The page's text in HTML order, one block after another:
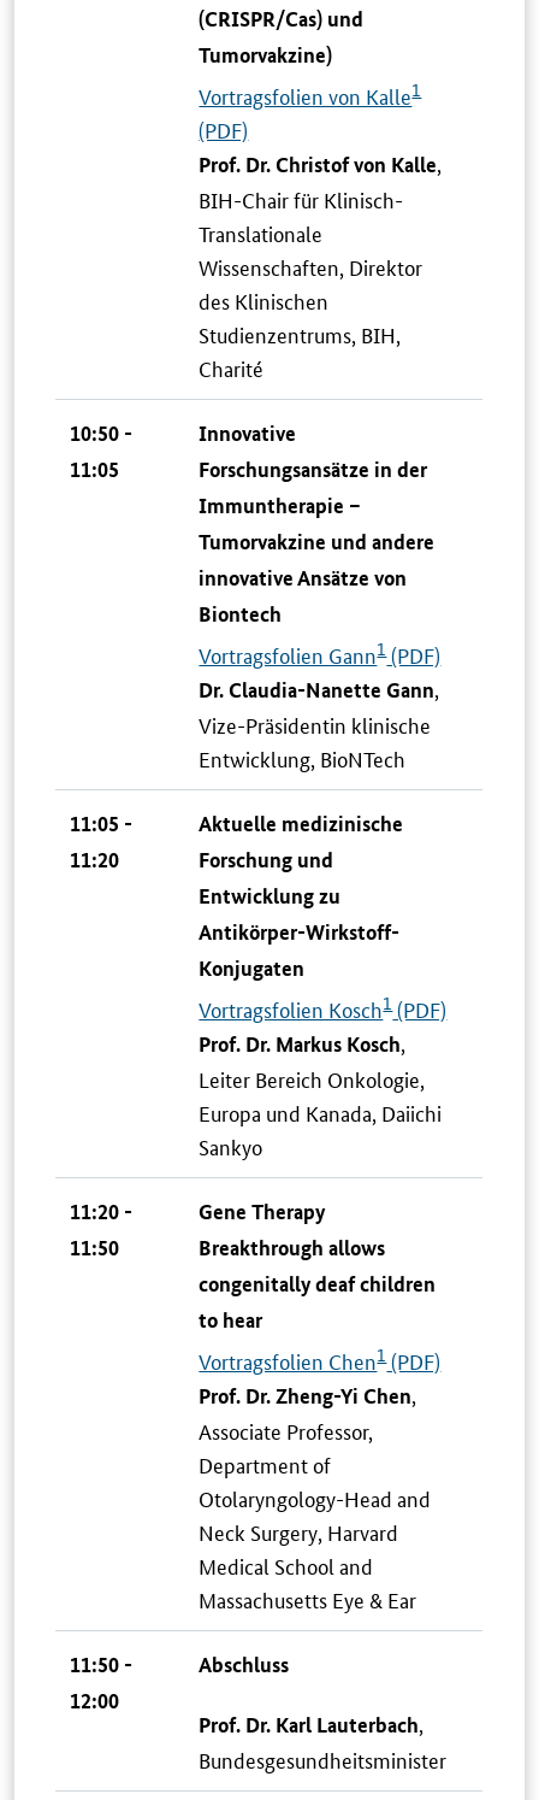
(CRISPR/Cas) und
Tumorvakzine)
Vortragsfolien von Kalle1
(PDF)
Prof. Dr. Christof von Kalle,
BIH-Chair für Klinisch-
Translationale
Wissenschaften, Direktor
des Klinischen
Studienzentrums, BIH,
Charité
10:50 -
11:05
Innovative
Forschungsansätze in der
Immuntherapie –
Tumorvakzine und andere
innovative Ansätze von
Biontech
Vortragsfolien Gann1(PDF)
Dr. Claudia-Nanette Gann,
Vize-Präsidentin klinische
Entwicklung, BioNTech
11:05 -
11:20
Aktuelle medizinische
Forschung und
Entwicklung zu
Antikörper-Wirkstoff-
Konjugaten
Vortragsfolien Kosch1(PDF)
Prof. Dr. Markus Kosch,
Leiter Bereich Onkologie,
Europa und Kanada, Daiichi
Sankyo
11:20 -
11:50
Gene Therapy
Breakthrough allows
congenitally deaf children
to hear
Vortragsfolien Chen1(PDF)
Prof. Dr. Zheng-Yi Chen,
Associate Professor,
Department of
Otolaryngology-Head and
Neck Surgery, Harvard
Medical School and
Massachusetts Eye & Ear
11:50 -
12:00
Abschluss
Prof. Dr. Karl Lauterbach,
Bundesgesundheitsminister